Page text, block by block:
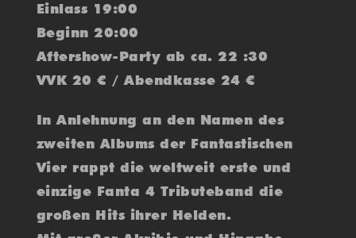
Einlass 19:00
Beginn 20:00
Aftershow-Party ab ca. 22 :30
VVK 20 € / Abendkasse 24 €
In Anlehnung an den Namen des
zweiten Albums der Fantastischen
Vier rappt die weltweit erste und
einzige Fanta 4 Tributeband die
großen Hits ihrer Helden.